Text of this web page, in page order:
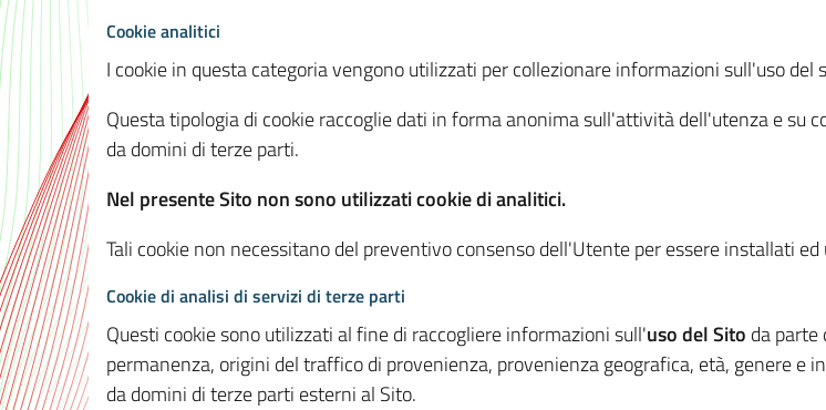
Cookie analitici
I cookie in questa categoria vengono utilizzati per collezionare informazioni sull'uso del
Questa tipologia di cookie raccoglie dati in forma anonima sull'attività dell'utenza e su
da domini di terze parti.
Nel presente Sito non sono utilizzati cookie di analitici.
Tali cookie non necessitano del preventivo consenso dell'Utente per essere installati
Cookie di analisi di servizi di terze parti
Questi cookie sono utilizzati al fine di raccogliere informazioni sull'uso del Sito da
permanenza, origini del traffico di provenienza, provenienza geografica, età, genere e
da domini di terze parti esterni al Sito.